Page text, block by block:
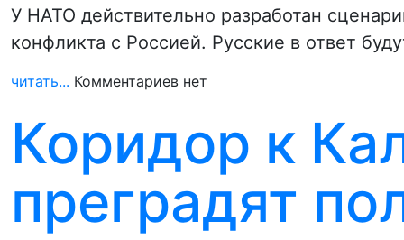
У НАТО действительно разработан
конфликта с Россией. Русские в ответ
читать... Комментариев нет
Коридор к
преградят